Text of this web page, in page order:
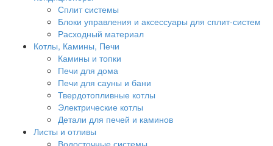
Сплит системы
Блоки управления и аксессуары для сплит-систем
Расходный материал
Котлы, Камины, Печи
Камины и топки
Печи для дома
Печи для сауны и бани
Твердотопливные котлы
Электрические котлы
Детали для печей и каминов
Листы и отливы